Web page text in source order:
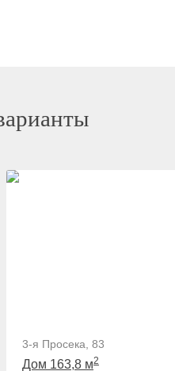
3-я Просека, 83
Дом 163,8 м2